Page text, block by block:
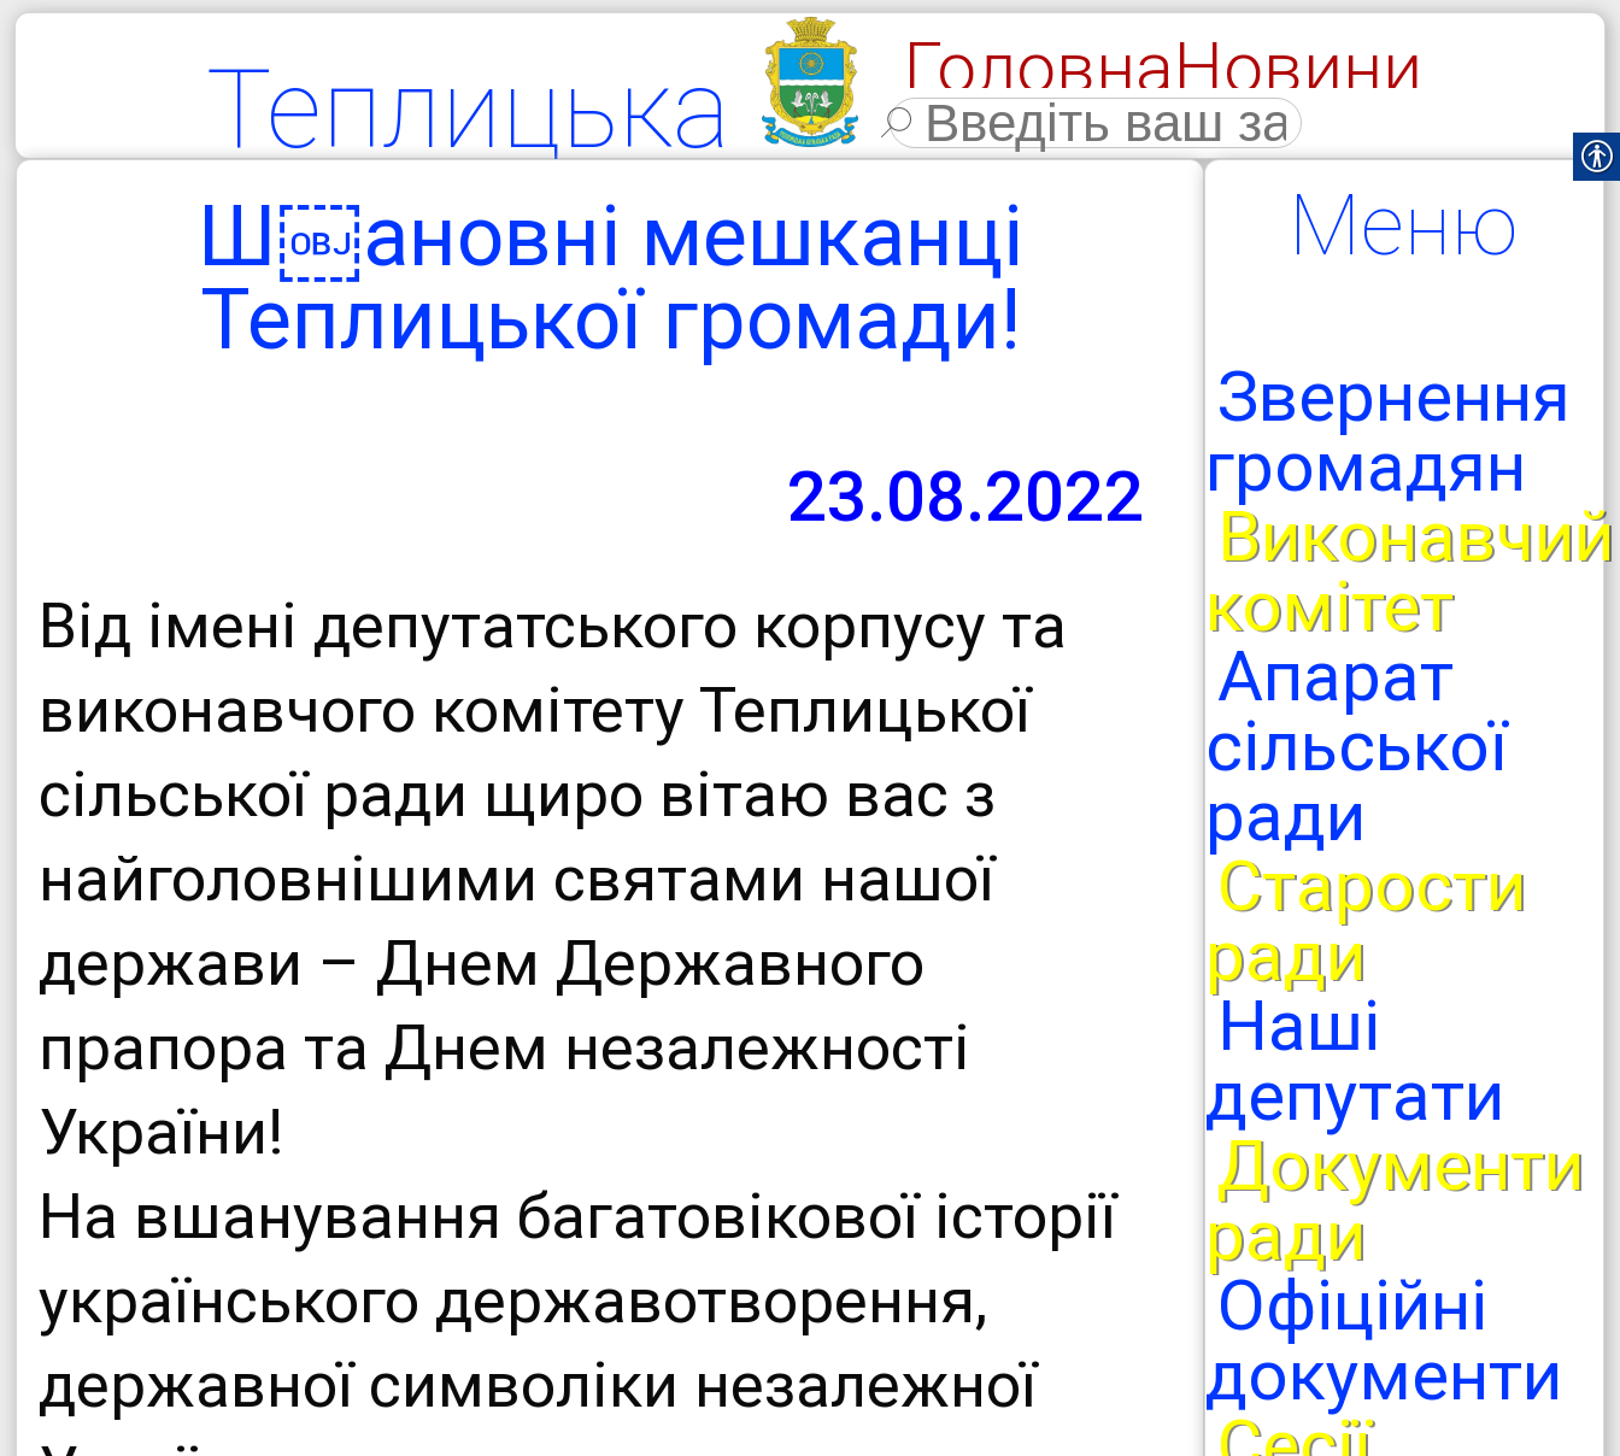
Теплицька
територіальна
громада
Теплицької сільської
ради
ГоловнаНовини
Фотогалерея
Ш￼ановні мешканці
Теплицької громади!
23.08.2022
Від імені депутатського корпусу та
виконавчого комітету Теплицької
сільської ради щиро вітаю вас з
найголовнішими святами нашої
держави – Днем Державного
прапора та Днем незалежності
України!
На вшанування багатовікової історії
українського державотворення,
державної символіки незалежної
Меню
Звернення
громадян
Виконавчий
комітет
Апарат
сільської
ради
Старости
ради
Наші
депутати
Документи
ради
Офіційні
документи